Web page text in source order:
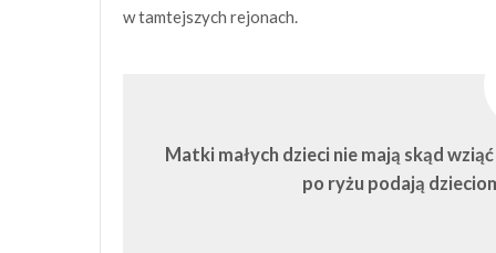
w tamtejszych rejonach.
Matki małych dzieci nie mają skąd
po ryżu podają